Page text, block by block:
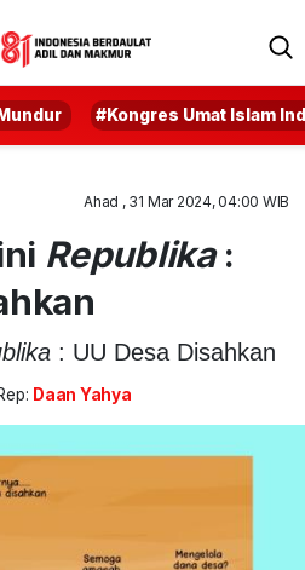
#Kongres Umat Islam
Ahad , 31 Mar 2024, 04:00 WIB
Republika:
: UU Desa Disahkan
Daan Yahya